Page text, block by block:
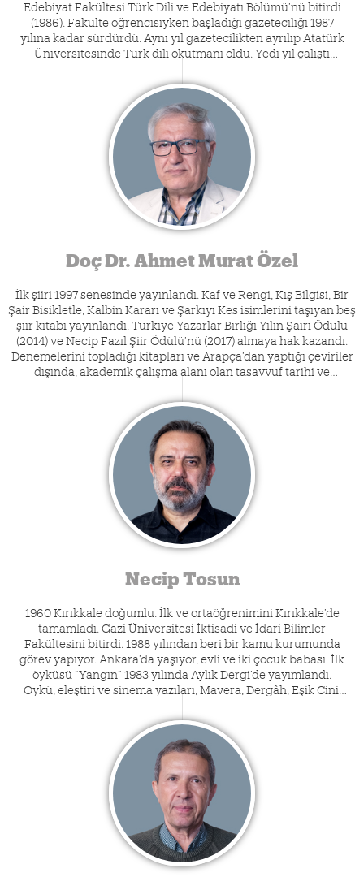
Edebiyat Fakültesi Türk Dili ve Edebiyatı Bölümü’nü bitirdi
(1986). Fakülte öğrencisiyken başladığı gazeteciliği 1987
yılına kadar sürdürdü. Aynı yıl gazetecilikten ayrılıp Atatürk
Üniversitesinde Türk dili okutmanı oldu. Yedi yıl çalıştı
Bilimler Enstitüsünde Yeni Türk Edebiyatı Anabilim Dalında
yüksek lisans ve doktora yaptı. 1993’te Gaziosmanpaşa
Üniversitesi Fen-Edebiyat Fakültesinde araştırma görevlisi
oldu. 1994'te doktor, 2004’te doçent, 2009’da profesör
unvanını aldı. Karamanoğlu Mehmetbey Üniversitesi
Edebiyat Fakültesinin kurucu dekanı oldu. 2013-2016 yılları
arasında Atatürk Kültür Merkezi Başkanlığı görevini yürüttü.
Halen Ankara Sosyal Bilimler Üniversitesi (ASBÜ) Sosyal ve
Beşeri Bilimler Fakültesinde öğretim üyesi olarak görev
yapmaktadır. Karataş, evli ve üç oğul babasıdır. 1989'dan
Dergâh, Hece, Sühan, Bilig, Türk Edebiyatı ve diğer bazı
dergilerde; Yeni Şafak Kitap ve Star Kitap'ta inceleme
Doç Dr. Ahmet Murat Özel
İlk şiiri 1997 senesinde yayınlandı. Kaf ve Rengi, Kış Bilgisi, Bir
Şair Bisikletle, Kalbin Kararı ve Şarkıyı Kes isimlerini taşıyan beş
şiir kitabı yayınlandı. Türkiye Yazarlar Birliği Yılın Şairi Ödülü
(2014) ve Necip Fazıl Şiir Ödülü’nü (2017) almaya hak kazandı.
Denemelerini topladığı kitapları ve Arapça’dan yaptığı çeviriler
dışında, akademik çalışma alanı olan tasavvuf tarihi ve
bulunmaktadır. Nihayet Dergisi’nin yayın yönetmenidir. Halen
İstanbul Medeniyet Üniversitesi'nde öğretim üyeliğine devam
etmektedir.
Necip Tosun
1960 Kırıkkale doğumlu. İlk ve ortaöğrenimini Kırıkkale’de
tamamladı. Gazi Üniversitesi İktisadi ve İdari Bilimler
Fakültesini bitirdi. 1988 yılından beri bir kamu kurumunda
görev yapıyor. Ankara’da yaşıyor, evli ve iki çocuk babası. İlk
öyküsü “Yangın” 1983 yılında Aylık Dergi’de yayımlandı.
Öykü, eleştiri ve sinema yazıları, Mavera, Dergâh, Eşik Cini,
Öykü, İtibar dergilerinde yayımlandı. Otuzüçüncü Peron adlı
öykü kitabıyla 2005 Türkiye Yazarlar Birliği “hikâye”, Modern
Öykü Kuramı kitabıyla 2011 yılı “edebî eleştiri”, Ansızın Hayat
kitabıyla 2014 Ömer Seyfettin Öykü, Öykümüzün Sınır
Taşları kitabıyla 2016 yılı ESKADER “inceleme” ödülünü aldı.
2017 yılında Star Gazetesi tarafından düzenlenen Necip Fazıl
Ödülleri’nde, Necip Fazıl Hikaye-Roman Ödülü’ne layık
görüldü